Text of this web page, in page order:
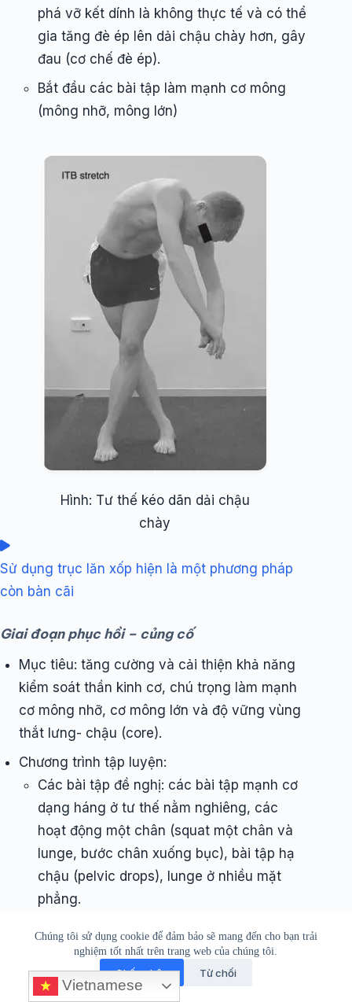
Chúng tôi sử dụng cookie để đảm bảo sẽ mang đến cho bạn trải
nghiệm tốt nhất trên trang web của chúng tôi.
Chấp nhận Từ chối
phá vỡ kết dính là không thực tế và có thể
gia tăng đè ép lên dải chậu chày hơn, gây
đau (cơ chế đè ép).
Bắt đầu các bài tập làm mạnh cơ mông
(mông nhỡ, mông lớn)
Hình: Tư thế kéo dãn dải chậu
chày
Sử dụng trục lăn xốp hiện là một phương pháp
còn bàn cãi
Giai đoạn phục hồi – củng cố
Mục tiêu: tăng cường và cải thiện khả năng
kiểm soát thần kinh cơ, chú trọng làm mạnh
cơ mông nhỡ, cơ mông lớn và độ vững vùng
thắt lưng- chậu (core).
Chương trình tập luyện:
Các bài tập đề nghị: các bài tập mạnh cơ
dạng háng ở tư thế nằm nghiêng, các
hoạt động một chân (squat một chân và
lunge, bước chân xuống bục), bài tập hạ
chậu (pelvic drops), lunge ở nhiều mặt
phẳng.
Các bài tập phải không gây đau.
Số lần lặp lại và tập các bài tập là 8-15 lần
lặp lại và 2-3 hiệp.
Vietnamese